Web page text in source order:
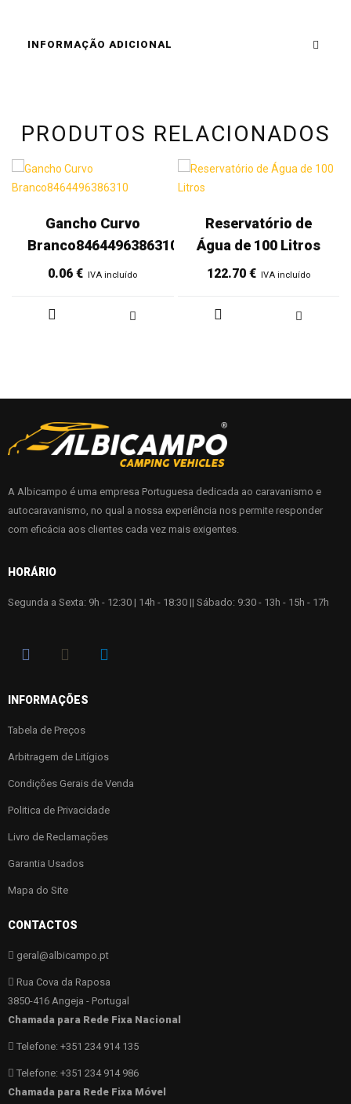
INFORMAÇÃO ADICIONAL
PRODUTOS RELACIONADOS
Gancho Curvo
Branco8464496386310
0.06€ IVA incluído
Reservatório de
Água de 100 Litros
122.70 € IVA incluído
A Albicampo é uma empresa Portuguesa dedicada ao caravanismo e
autocaravanismo, no qual a nossa experiência nos permite responder
com eficácia aos clientes cada vez mais exigentes.
HORÁRIO
Segunda a Sexta: 9h - 12:30 | 14h - 18:30 || Sábado: 9:30 - 13h - 15h - 17h
INFORMAÇÕES
Tabela de Preços
Arbitragem de Litígios
Condições Gerais de Venda
Politica de Privacidade
Livro de Reclamações
Garantia Usados
Mapa do Site
CONTACTOS
geral@albicampo.pt
Rua Cova da Raposa
3850-416 Angeja - Portugal
Chamada para Rede Fixa Nacional
Telefone: +351 234 914 135
Telefone: +351 234 914 986
Chamada para Rede Fixa Móvel